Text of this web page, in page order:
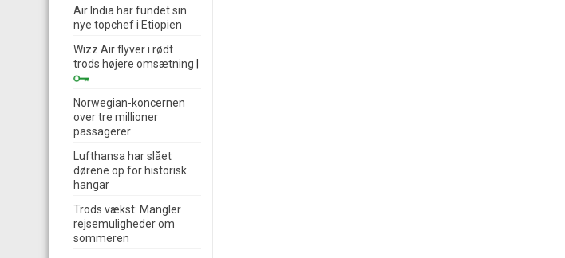
Air India har fundet sin
nye topchef i Etiopien
Wizz Air flyver i rødt
trods højere omsætning
Norwegian-koncernen
over tre millioner
passagerer
Lufthansa har slået
dørene op for historisk
hangar
Trods vækst: Mangler
rejsemuligheder om
sommeren